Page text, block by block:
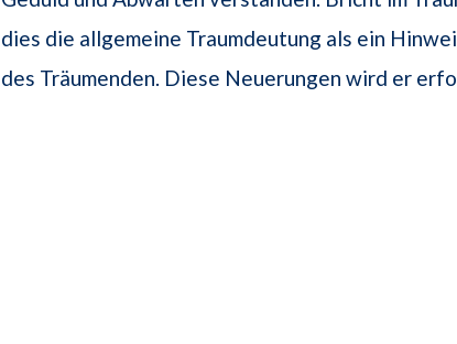
dies die allgemeine Traumdeutung als ein
des Träumenden. Diese Neuerungen wird er